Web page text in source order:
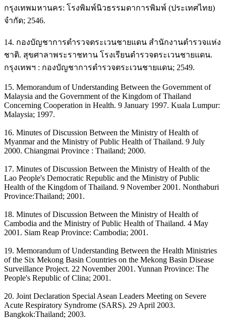
กรุงเทพมหานคร: โรงพิมพ์นิวธรรมดาการพิมพ์ (ประเทศไทย)
จำกัด; 2546.
14. กองบัญชาการตำรวจตระเวนชายแดน สำนักงานตำรวจแห่ง
ชาติ. สุขศาลาพระราชทาน โรงเรียนตำรวจตระเวนชายแดน.
กรุงเทพฯ : กองบัญชาการตำรวจตระเวนชายแดน; 2549.
15. Memorandum of Understanding Between the Government of
Malaysia and the Government of the Kingdom of Thailand
Concerning Cooperation in Health. 9 January 1997. Kuala Lumpur:
Malaysia; 1997.
16. Minutes of Discussion Between the Ministry of Health of
Myanmar and the Ministry of Public Health of Thailand. 9 July
2000. Chiangmai Province : Thailand; 2000.
17. Minutes of Discussion Between the Ministry of Health of the
Lao People's Democratic Republic and the Ministry of Public
Health of the Kingdom of Thailand. 9 November 2001. Nonthaburi
Province:Thailand; 2001.
18. Minutes of Discussion Between the Ministry of Health of
Cambodia and the Ministry of Public Health of Thailand. 4 May
2001. Siam Reap Province: Cambodia; 2001.
19. Memorandum of Understanding Between the Health Ministries
of the Six Mekong Basin Countries on the Mekong Basin Disease
Surveillance Project. 22 November 2001. Yunnan Province: The
People's Republic of Clina; 2001.
20. Joint Declaration Special Asean Leaders Meeting on Severe
Acute Respiratory Syndrome (SARS). 29 April 2003.
Bangkok:Thailand; 2003.